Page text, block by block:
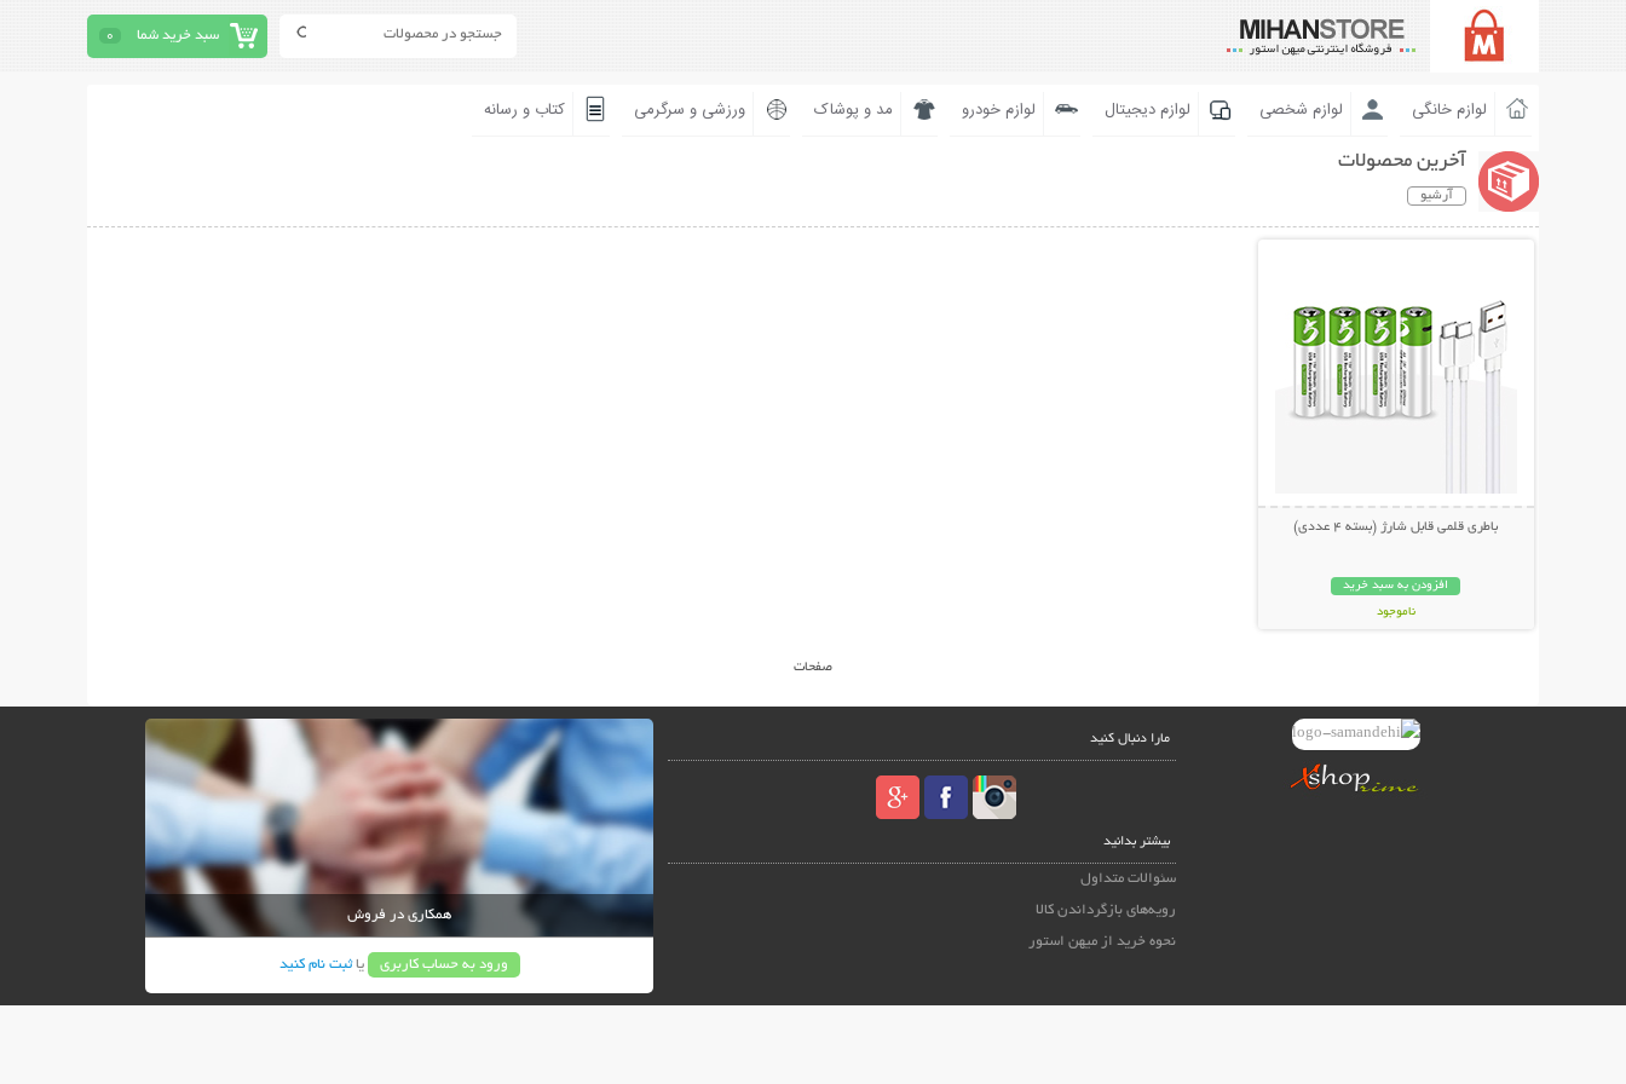
سبد خرید شما 0
لوازم خانگی لوازم شخصی لوازم دیجیتال لوازم خودرو مد و پوشاک ورزشی و سرگرمی کتاب و رسانه
آخرین محصولات
آرشیو
باطری قلمی قابل شارژ (بسته 4 عددی)
افزودن به سبد خرید
ناموجود
صفحات
مارا دنبال کنید
بیشتر بدانید
سئوالات متداول
رویه‌های بازگرداندن کالا
نحوه خرید از میهن استور
همکاری در فروش
ورود به حساب کاربری یاثبت نام کنید